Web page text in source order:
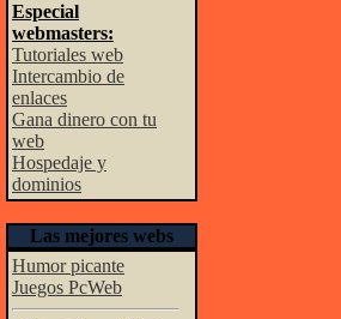
Especial
webmasters:
Tutoriales web
Intercambio de
enlaces
Gana dinero con tu
web
Hospedaje y
dominios
Las mejores webs
Humor picante
Juegos PcWeb